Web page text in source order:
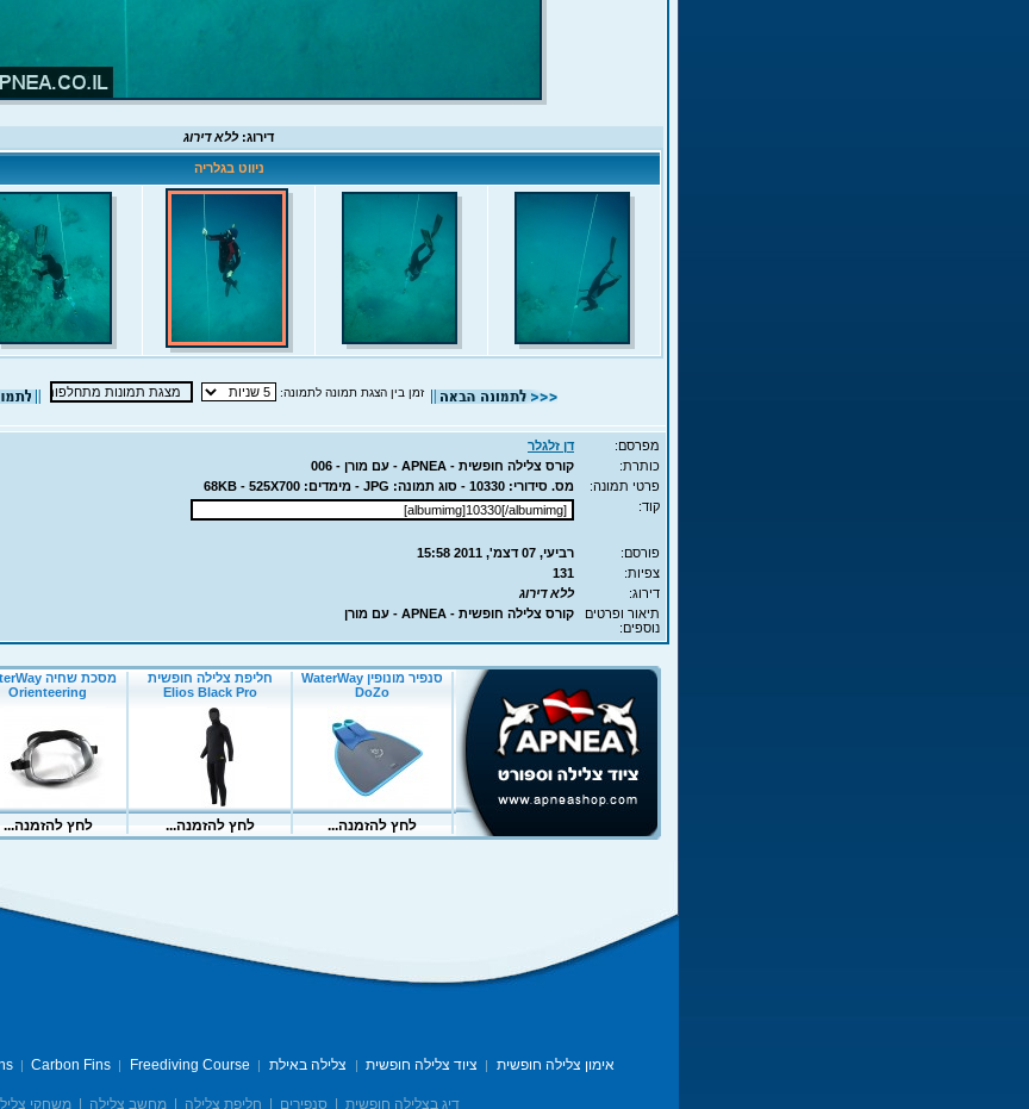
דירוג:ללא דירוג
ניווט בגלריה
זמן בין הצגת תמונה לתמונה:
מפרסם:
דן זלגלר
כותרת:
קורס צלילה חופשית - APNEA - עם מורן - 006
פרטי תמונה:
מס. סידורי: 10330 - סוג תמונה: JPG - מימדים: 68KB - 525X700
קוד:
פורסם:
רביעי, 07 דצמ', 2011 15:58
צפיות:
131
דירוג:
ללא דירוג
תיאור ופרטים
נוספים:
קורס צלילה חופשית - APNEA - עם מורן
אימון צלילה חופשית | ציוד צלילה חופשית | צלילה באילת |
| Carbon Fins| Freediving Course
דיג בצלילה חופשית סנפירים חליפת צלילה מחשב צלילה משחקי